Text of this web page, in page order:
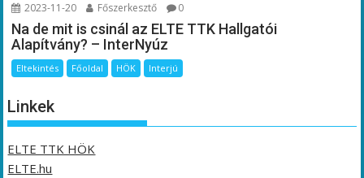
2023-11-20 Főszerkesztő 0
Na de mit is csinál az ELTE TTK Hallgatói
Alapítvány? – InterNyúz
Eltekintés Főoldal HÖK Interjú
Linkek
ELTE TTK HÖK
ELTE.hu